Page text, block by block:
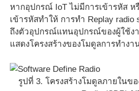
หากอุปกรณ์ IoT ไม่มีการเข้ารหัส
เข้ารหัสทำให้ การทำ Replay radio
ถึงตัวอุปกรณ์แทนอุปกรณ์ของผู้ใช้ง
แสดงโครงสร้างของโมดูลการทำง
รูปที่ 3. โครงสร้างโมดูลภายในขอ